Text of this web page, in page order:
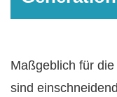
Maßgeblich für
sind